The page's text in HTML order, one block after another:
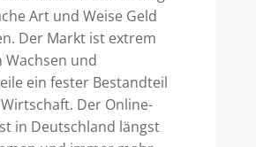
Art und Weise Geld
Der Markt ist extrem
Wachsen und
ein fester Bestandteil
Der Online-
in Deutschland längst